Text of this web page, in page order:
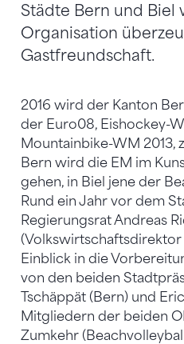
Städte Bern und
Organisation
Gastfreundschaft.
2016 wird der Kanton
der Euro08, Eishockey-
Mountainbike-WM 2013,
Bern wird die EM im
gehen, in Biel jene der
Rund ein Jahr vor dem
Regierungsrat Andreas
(Volkswirtschaftsdirektor
Einblick in die
von den beiden
Tschäppät (Bern) und
Mitgliedern der beiden
Zumkehr